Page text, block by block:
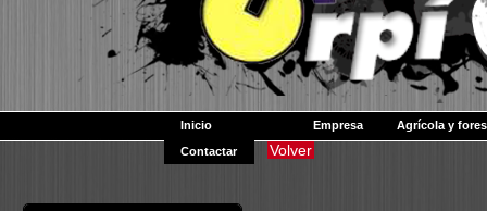
Inicio Empresa
Agrícola y
Contactar
Volver